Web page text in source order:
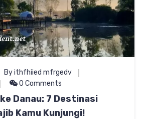
By ithfhiied mfrgedv
0 Comments
Danau: 7 Destinasi
Kamu Kunjungi!